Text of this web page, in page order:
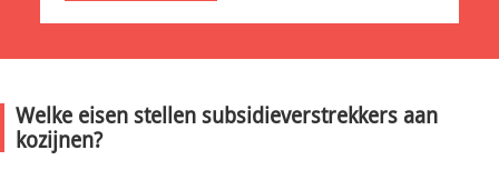
Welke eisen stellen subsidieverstrekkers aan
kozijnen?